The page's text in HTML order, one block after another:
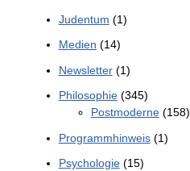
Judentum (1)
Medien (14)
Newsletter(1)
Philosophie(345)
Postmoderne(158)
Programmhinweis(1)
Psychologie(15)